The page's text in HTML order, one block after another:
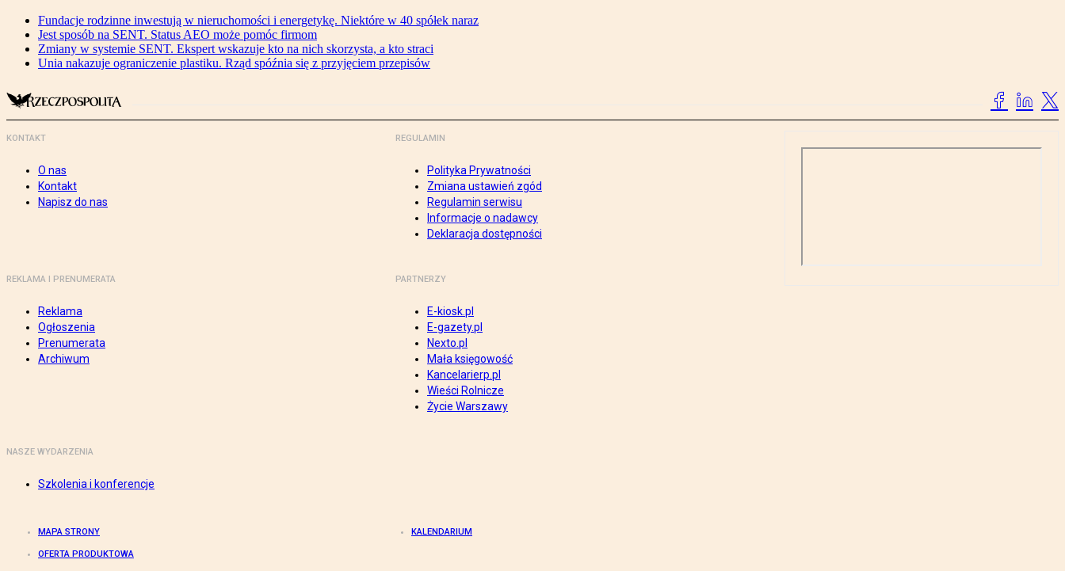
Fundacje rodzinne inwestują w nieruchomości i energetykę. Niektóre w 40 spółek naraz
Jest sposób na SENT. Status AEO może pomóc firmom
Zmiany w systemie SENT. Ekspert wskazuje kto na nich skorzysta, a kto straci
Unia nakazuje ograniczenie plastiku. Rząd spóźnia się z przyjęciem przepisów
KONTAKT
O nas
Kontakt
Napisz do nas
REGULAMIN
Polityka Prywatności
Zmiana ustawień zgód
Regulamin serwisu
Informacje o nadawcy
Deklaracja dostępności
REKLAMA I PRENUMERATA
Reklama
Ogłoszenia
Prenumerata
Archiwum
PARTNERZY
E-kiosk.pl
E-gazety.pl
Nexto.pl
Mała księgowość
Kancelarierp.pl
Wieści Rolnicze
Życie Warszawy
NASZE WYDARZENIA
Szkolenia i konferencje
MAPA STRONY KALENDARIUM
OFERTA PRODUKTOWA